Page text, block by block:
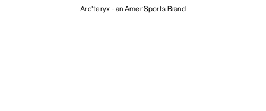
Arc'teryx - an Amer Sports Brand